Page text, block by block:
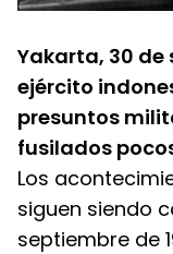
Yakarta, 30 de
ejército
presuntos
fusilados
Los
siguen siendo
septiembre de